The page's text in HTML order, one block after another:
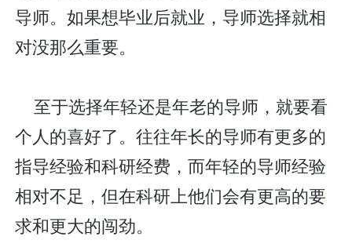
导师。如果想毕业后就业，导师选择就相
对没那么重要。
至于选择年轻还是年老的导师，就要看
个人的喜好了。往往年长的导师有更多的
指导经验和科研经费，而年轻的导师经验
相对不足，但在科研上他们会有更高的要
求和更大的闯劲。